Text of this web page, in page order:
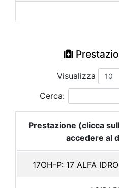
Visualizza
Cerca:
Prestazione (clicca
accedere al
17OH-P: 17 ALFA